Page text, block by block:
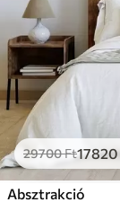
29700Ft17820
Absztrakció